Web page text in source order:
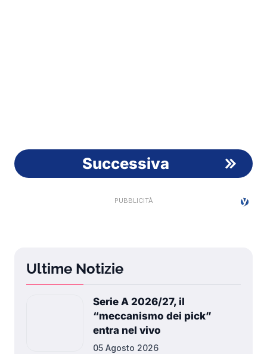
Successiva
Ultime Notizie
Serie A 2026/27, il
“meccanismo dei pick”
entra nel vivo
05 Agosto 2026